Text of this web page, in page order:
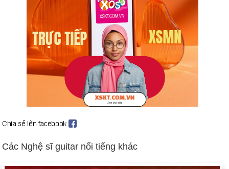
Ngày 6-11 năm 1860:
Abraham Lincoln được bầu làm tổng
thống Hoa Kỳ.
Ngày 6-11 năm 1861:
Jefferson Davis được bầu làm tổng
thống của Liên bang Hoa Kỳ.
Ngày 6-11 năm 1869:
Trận bóng đá liên trường đầu tiên đã
diễn ra (Rutgers 6, Princeton 4).
Ngày 6-11 năm 1893:Nhà soạn nhạc Peter Ilyich Tchaikovsky
qua đời tại St.Petersburg, Nga, ở tuổi 53.
Ngày 6-11 năm 1913:
bắt ba lần trong bốn ngày đầu tiên của cuộc hành quân.
Các Nghệ sĩ guitar nổi tiếng khác